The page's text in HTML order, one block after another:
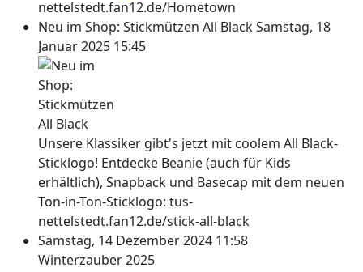
nettelstedt.fan12.de/Hometown
Neu im Shop: Stickmützen All BlackSamstag, 18
Januar 2025 15:45
Unsere Klassiker gibt's jetzt mit coolem All Black-
Sticklogo! Entdecke Beanie (auch für Kids
erhältlich), Snapback und Basecap mit dem neuen
Ton-in-Ton-Sticklogo: tus-
nettelstedt.fan12.de/stick-all-black
Samstag, 14 Dezember 2024 11:58
Winterzauber 2025